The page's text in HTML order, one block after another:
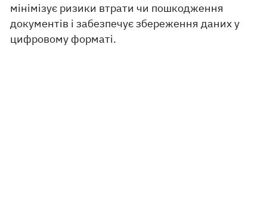
мінімізує ризики втрати чи пошкодження
документів і забезпечує збереження даних у
цифровому форматі.